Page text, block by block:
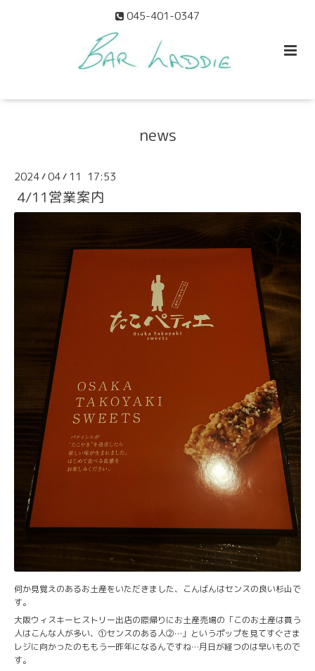
045-401-0347
news
2024/04/ 11 17:53
4/11営業案内
何か見覚えのあるお土産をいただきました、こんばんはセンスの良い杉山で
す。
大阪ウィスキーヒストリー出店の際帰りにお土産売場の「このお土産は買う
人はこんな人が多い、①センスのある人②…」というポップを見てすぐさま
レジに向かったのももう一昨年になるんですね…月日が経つのは早いもので
す。